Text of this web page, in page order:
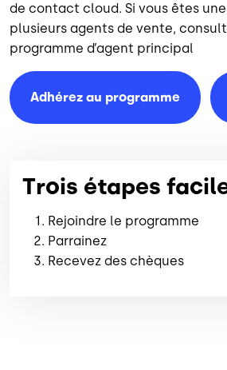
de contact cloud. Si vous êtes
plusieurs agents de vente,
programme d’agent principal
Adhérez au programme
Trois étapes
Rejoindre le programme
Parrainez
Recevez des chèques